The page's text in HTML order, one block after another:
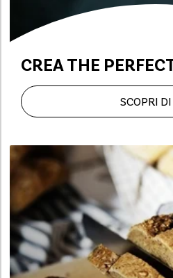
CREA THE
SCOPRI